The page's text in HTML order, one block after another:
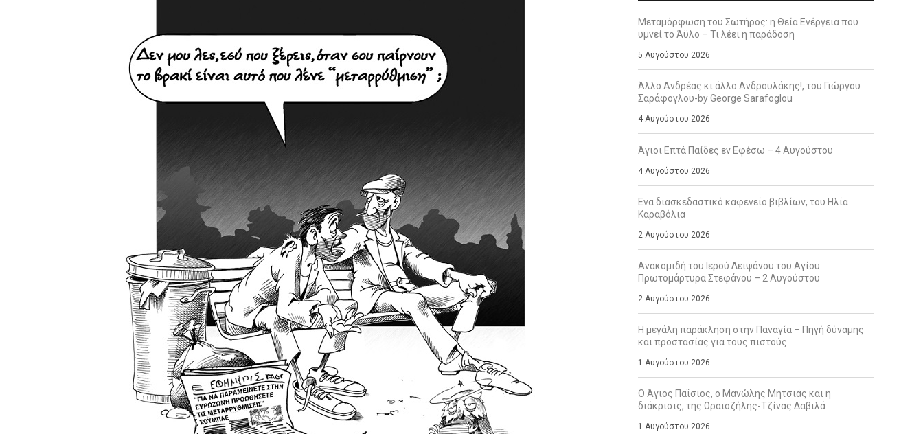
Μεταμόρφωση του Σωτήρος: η Θεία Ενέργεια που
υμνεί το Άϋλο – Τι λέει η παράδοση
5 Αυγούστου 2026
Άλλο Ανδρέας κι άλλο Ανδρουλάκης!, του Γιώργου
Σαράφογλου-by George Sarafoglou
4 Αυγούστου 2026
Άγιοι Επτά Παίδες εν Εφέσω – 4 Αυγούστου
4 Αυγούστου 2026
Ενα διασκεδαστικό καφενείο βιβλίων, του Ηλία
Καραβόλια
2 Αυγούστου 2026
Ανακομιδή του Ιερού Λειψάνου του Αγίου
Πρωτομάρτυρα Στεφάνου – 2 Αυγούστου
2 Αυγούστου 2026
Η μεγάλη παράκληση στην Παναγία – Πηγή δύναμης
και προστασίας για τους πιστούς
1 Αυγούστου 2026
Ο Άγιος Παΐσιος, ο Μανώλης Μητσιάς και η
διάκρισις, της Ωραιοζήλης-Τζίνας Δαβιλά
1 Αυγούστου 2026